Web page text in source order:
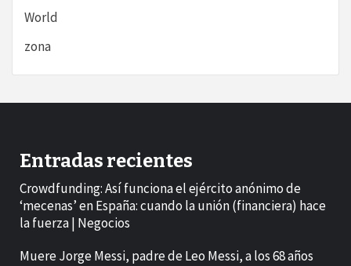
World
zona
Entradas recientes
Crowdfunding: Así funciona el ejército anónimo de
‘mecenas’ en España: cuando la unión (financiera) hace
la fuerza | Negocios
Muere Jorge Messi, padre de Leo Messi, a los 68 años